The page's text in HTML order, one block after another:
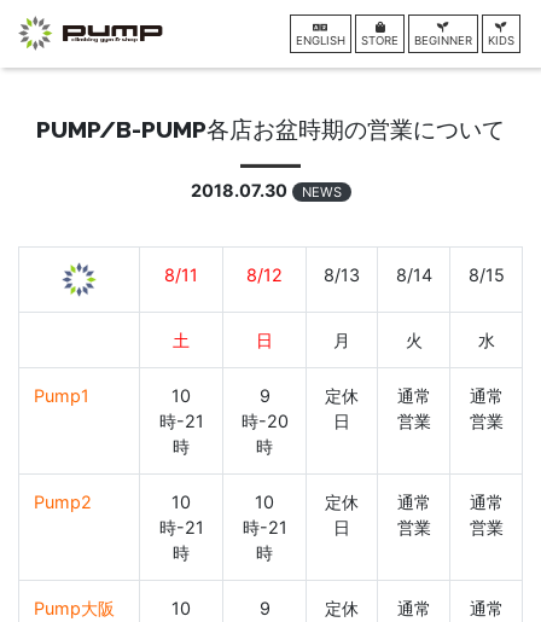
ENGLISH STORE BEGINNER KIDS
PUMP/B-PUMP各店お盆時期の営業について
2018.07.30 NEWS
8/11 8/12 8/13 8/14 8/15
土 日 月 火 水
Pump1
10
時-21
時
9
時-20
時
定休
日
通常
営業
通常
営業
Pump2
10
時-21
時
10
時-21
時
定休
日
通常
営業
通常
営業
Pump大阪
10
9
定休
通常
通常